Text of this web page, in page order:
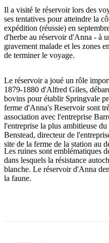
Rechercher:
Sign
up
Il a visité le réservoir lors des
ses tentatives pour atteindre la
expédition (réussie) en
d'herbe au réservoir d'Anna - à
gravement malade et les zones
de terminer le voyage.
Le réservoir a joué un rôle
1879-1880 d'Alfred Giles,
bovins pour établir Springvale
ferme d'Anna's Reservoir sont
association avec l'entreprise
l'entreprise la plus ambitieuse
Benstead, directeur de
site de la ferme de la station au
Les ruines sont emblématiques
dans lesquels la résistance
blanche. Le réservoir d'Anna
la faune.